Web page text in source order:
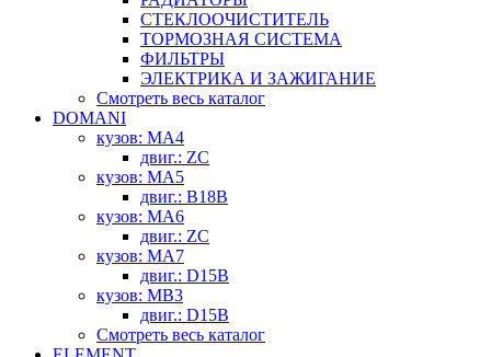
СТЕКЛООЧИСТИТЕЛЬ
ТОРМОЗНАЯ СИСТЕМА
ФИЛЬТРЫ
ЭЛЕКТРИКА И ЗАЖИГАНИЕ
Смотреть весь каталог
DOMANI
кузов: MA4
двиг.: ZC
кузов: MA5
двиг.: B18B
кузов: MA6
двиг.: ZC
кузов: MA7
двиг.: D15B
кузов: MB3
двиг.: D15B
Смотреть весь каталог